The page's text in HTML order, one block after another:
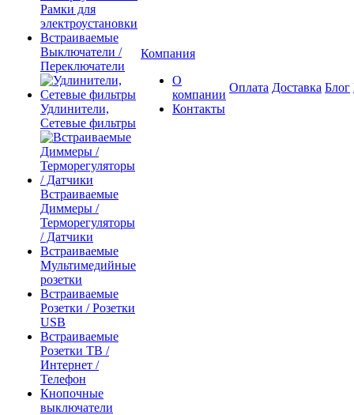
Рамки для
электроустановки
Встраиваемые
Выключатели /
Переключатели
Удлинители,
Сетевые фильтры
Встраиваемые
Диммеры /
Терморегуляторы
/ Датчики
Встраиваемые
Мультимедийные
розетки
Встраиваемые
Розетки / Розетки
USB
Встраиваемые
Розетки ТВ /
Интернет /
Телефон
Кнопочные
выключатели
Компания
О
компании
Контакты
Оплата Доставка Блог